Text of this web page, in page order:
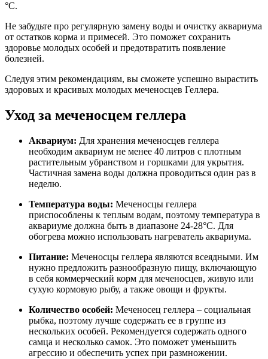
°C.
Не забудьте про регулярную замену воды и очистку аквариума
от остатков корма и примесей. Это поможет сохранить
здоровье молодых особей и предотвратить появление
болезней.
Следуя этим рекомендациям, вы сможете успешно вырастить
здоровых и красивых молодых меченосцев Геллера.
Уход за меченосцем геллера
Аквариум: Для хранения меченосцев геллера
необходим аквариум не менее 40 литров с плотным
растительным убранством и горшками для укрытия.
Частичная замена воды должна проводиться один раз в
неделю.
Температура воды: Меченосцы геллера
приспособлены к теплым водам, поэтому температура в
аквариуме должна быть в диапазоне 24-28°C. Для
обогрева можно использовать нагреватель аквариума.
Питание: Меченосцы геллера являются всеядными. Им
нужно предложить разнообразную пищу, включающую
в себя коммерческий корм для меченосцев, живую или
сухую кормовую рыбу, а также овощи и фрукты.
Количество особей: Меченосец геллера – социальная
рыбка, поэтому лучше содержать ее в группе из
нескольких особей. Рекомендуется содержать одного
самца и несколько самок. Это поможет уменьшить
агрессию и обеспечить успех при размножении.